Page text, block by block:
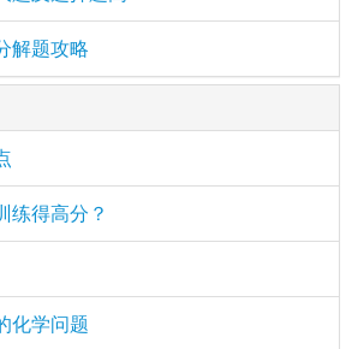
解题攻略
练得高分？
化学问题